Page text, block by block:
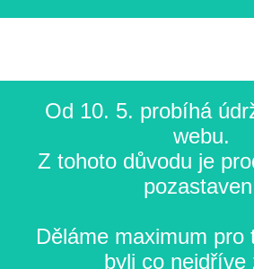
Od 10. 5. probíhá
webu.
Z tohoto důvodu je
Děláme maximum pro
byli co nejdříve